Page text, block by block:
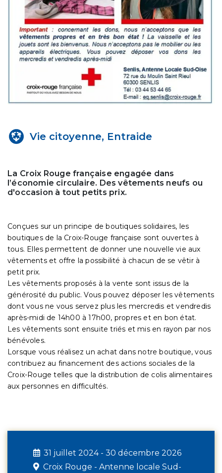
Vie citoyenne, Entraide
La Croix Rouge française engagée dans
l’économie circulaire. Des vêtements neufs ou
d'occasion à tout petits prix.
Conçues sur un principe de boutiques solidaires, les
boutiques de la Croix-Rouge française sont ouvertes à
tous. Elles permettent de donner une nouvelle vie aux
vêtements et offre la possibilité à chacun de se vêtir à
petit prix.
Les vêtements proposés à la vente sont issus de la
générosité du public. Vous pouvez déposer les vêtements
dont vous ne vous servez plus les mercredis et vendredis
après-midi de 14h00 à 17h00, propres et en bon état.
Les vêtements sont ensuite triés et mis en rayon par nos
bénévoles.
Lorsque vous réalisez un achat dans notre boutique, vous
contribuez au financement des actions sociales de la
Croix-Rouge telles que la distribution de colis alimentaires
aux personnes en difficultés.
31 juillet 2024 - 30 décembre 2026
Croix Rouge - Antenne locale Sud-